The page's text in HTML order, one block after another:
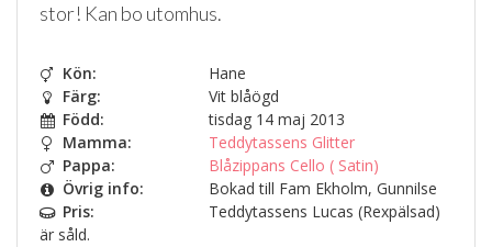
stor! Kan bo utomhus.
Kön:
Hane
Färg:
Vit blåögd
Född:
tisdag 14 maj 2013
Mamma:
Teddytassens Glitter
Pappa:
Blåzippans Cello ( Satin)
Övrig info:
Bokad till Fam Ekholm, Gunnilse
Pris:
Teddytassens Lucas (Rexpälsad)
är såld.